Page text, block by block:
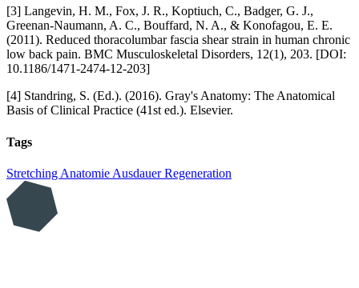
[3] Langevin, H. M., Fox, J. R., Koptiuch, C., Badger, G. J.,
Greenan-Naumann, A. C., Bouffard, N. A., & Konofagou, E. E.
(2011). Reduced thoracolumbar fascia shear strain in human chronic
low back pain. BMC Musculoskeletal Disorders, 12(1), 203. [DOI:
10.1186/1471-2474-12-203]
[4] Standring, S. (Ed.). (2016). Gray's Anatomy: The Anatomical
Basis of Clinical Practice (41st ed.). Elsevier.
Tags
Stretching Anatomie AusdauerRegeneration